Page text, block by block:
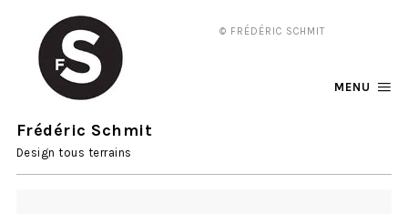
Frédéric Schmit
Design tous terrains
MENU
© FRÉDÉRIC SCHMIT